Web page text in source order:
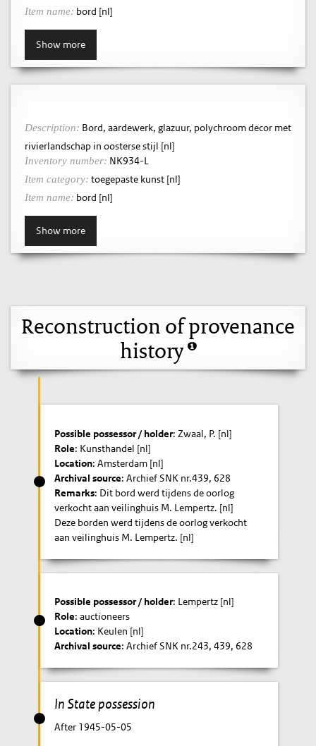
Item name: bord [nl]
Show more
Description: Bord, aardewerk, glazuur, polychroom decor met
rivierlandschap in oosterse stijl [nl]
Inventory number: NK934-L
Item category: toegepaste kunst [nl]
Item name: bord [nl]
Show more
Reconstruction of provenance
history
Possible possessor / holder: Zwaal, P. [nl]
Role: Kunsthandel [nl]
Location: Amsterdam [nl]
Archival source: Archief SNK nr.439, 628
Remarks: Dit bord werd tijdens de oorlog
verkocht aan veilinghuis M. Lempertz. [nl]
Deze borden werd tijdens de oorlog verkocht
aan veilinghuis M. Lempertz. [nl]
Possible possessor / holder: Lempertz [nl]
Role: auctioneers
Location: Keulen [nl]
Archival source: Archief SNK nr.243, 439, 628
In State possession
After 1945-05-05